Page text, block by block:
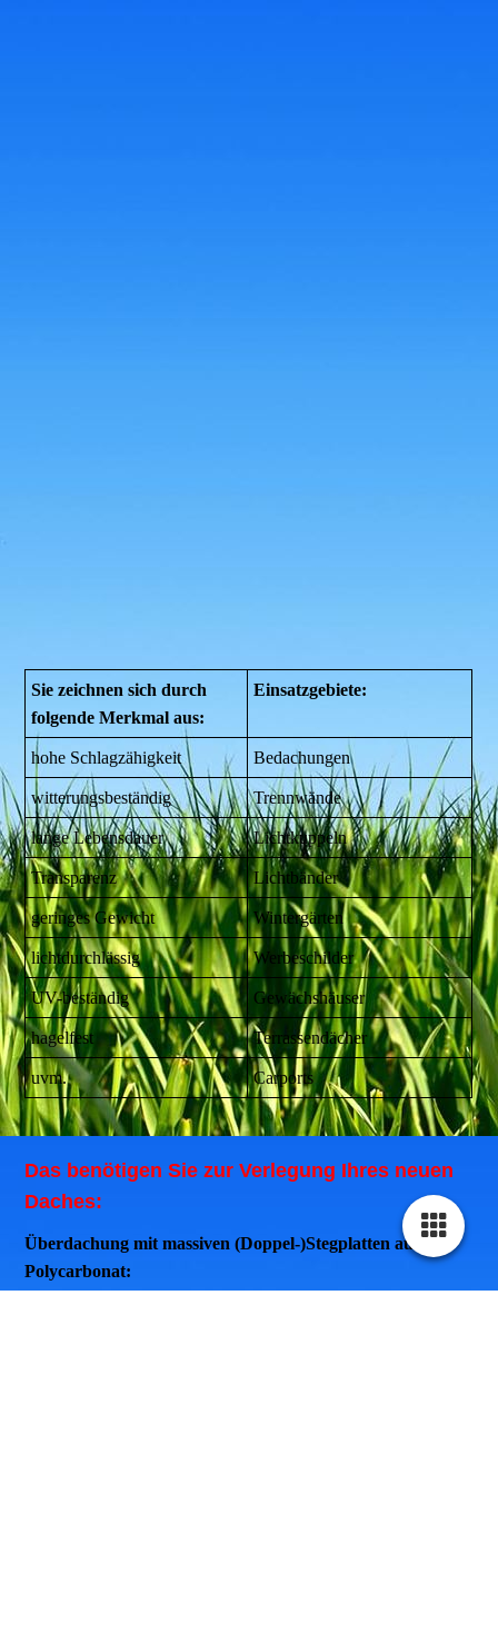
Sie zeichnen sich durch
folgende Merkmal aus:
Einsatzgebiete:
hohe Schlagzähigkeit Bedachungen
witterungsbeständig Trennwände
lange Lebensdauer Lichtkuppeln
Transparenz Lichtbänder
geringes Gewicht Wintergärten
lichtdurchlässig Werbeschilder
UV-beständig Gewächshäuser
hagelfest Terrassendächer
uvm. Carports
Das benötigen Sie zur Verlegung Ihres neuen
Daches:
Überdachung mit massiven (Doppel-)Stegplatten aus
Polycarbonat: